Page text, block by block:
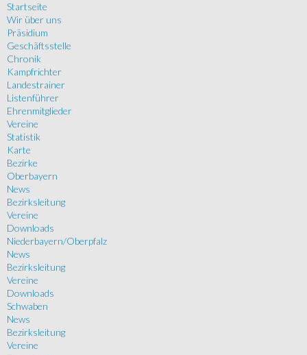
Startseite
Wir über uns
Präsidium
Geschäftsstelle
Chronik
Kampfrichter
Landestrainer
Listenführer
Ehrenmitglieder
Vereine
Statistik
Karte
Bezirke
Oberbayern
News
Bezirksleitung
Vereine
Downloads
Niederbayern/Oberpfalz
News
Bezirksleitung
Vereine
Downloads
Schwaben
News
Bezirksleitung
Vereine